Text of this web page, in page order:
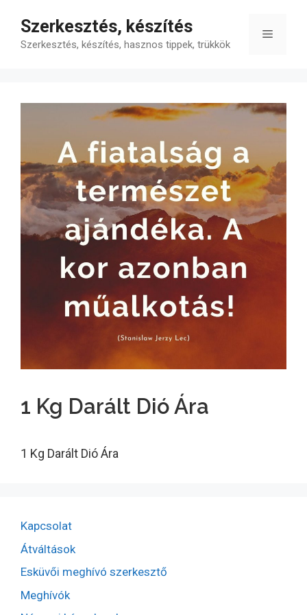
tartalomba
Szerkesztés, készítés
Szerkesztés, készítés, hasznos tippek, trükkök
Menü
1 Kg Darált Dió Ára
1 Kg Darált Dió Ára
Kapcsolat
Átváltások
Esküvői meghívó szerkesztő
Meghívók